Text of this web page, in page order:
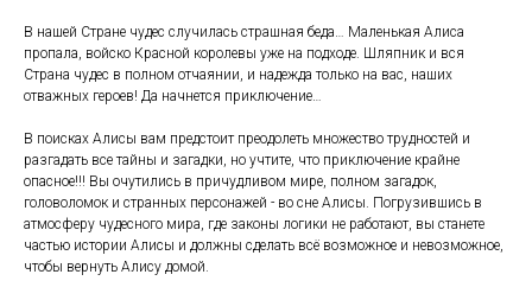
В нашей Стране чудес случилась страшная беда… Маленькая Алиса
пропала, войско Красной королевы уже на подходе. Шляпник и вся
Страна чудес в полном отчаянии, и надежда только на вас, наших
отважных героев! Да начнется приключение…
В поисках Алисы вам предстоит преодолеть множество трудностей и
разгадать все тайны и загадки, но учтите, что приключение крайне
опасное!!! Вы очутились в причудливом мире, полном загадок,
головоломок и странных персонажей - во сне Алисы. Погрузившись в
атмосферу чудесного мира, где законы логики не работают, вы станете
частью истории Алисы и должны сделать всё возможное и невозможное,
чтобы вернуть Алису домой.